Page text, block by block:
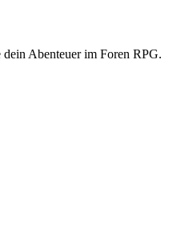
Abenteuer im Foren RPG.